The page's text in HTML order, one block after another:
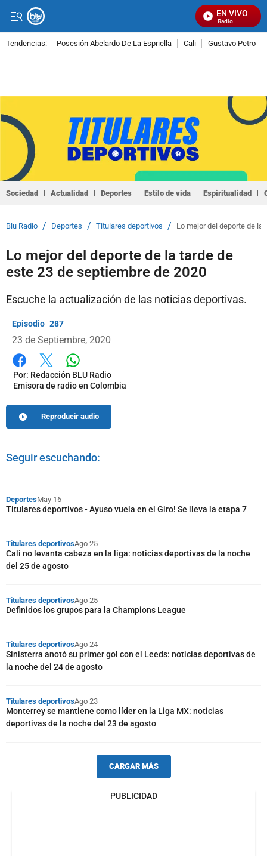
EN VIVO
Señal Visual Radio
Tendencias: Posesión Abelardo De La Espriella Cali Gustavo Petro
Sociedad Actualidad Deportes Estilo de vida Espiritualidad
Blu Radio / Deportes / Titulares deportivos / Lo mejor del deporte de la
Lo mejor del deporte de la tarde de
este 23 de septiembre de 2020
Escuche la actualización de las noticias deportivas.
287
23 de Septiembre, 2020
Facebook
X Whatsapp
Por: Redacción BLU Radio
Emisora de radio en Colombia
Reproducir audio
Seguir escuchando:
DeportesMay 16
Titulares deportivos - Ayuso vuela en el Giro! Se lleva la etapa 7
Titulares deportivosAgo 25
Cali no levanta cabeza en la liga: noticias deportivas de la noche
del 25 de agosto
Titulares deportivosAgo 25
Definidos los grupos para la Champions League
Titulares deportivosAgo 24
Sinisterra anotó su primer gol con el Leeds: noticias deportivas de
la noche del 24 de agosto
Titulares deportivosAgo 23
Monterrey se mantiene como líder en la Liga MX: noticias
deportivas de la noche del 23 de agosto
CARGAR MÁS
PUBLICIDAD